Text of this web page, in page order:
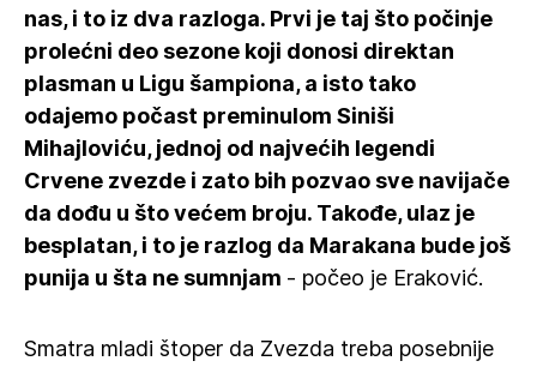
nas, i to iz dva razloga. Prvi je taj što počinje
prolećni deo sezone koji donosi direktan
plasman u Ligu šampiona, a isto tako
odajemo počast preminulom Siniši
Mihajloviću, jednoj od najvećih legendi
Crvene zvezde i zato bih pozvao sve navijače
da dođu u što većem broju. Takođe, ulaz je
besplatan, i to je razlog da Marakana bude još
punija u šta ne sumnjam - počeo je Eraković.
Smatra mladi štoper da Zvezda treba posebnije